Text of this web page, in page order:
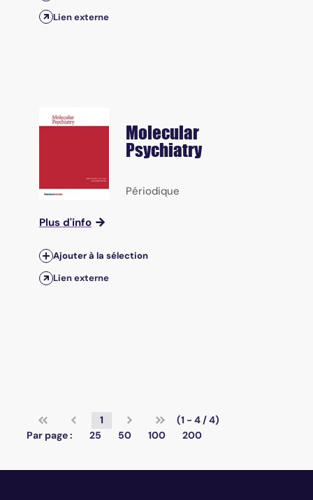
Lien externe
Molecular
Psychiatry
Périodique
Plus d'info
Ajouter à la sélection
Lien externe
1
(1 - 4 / 4)
Par page :
25 50 100 200